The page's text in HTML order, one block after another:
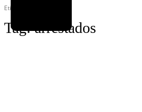
Etiquetas
Tag:arrestados